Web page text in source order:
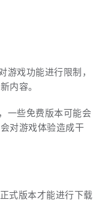
游戏功能进行限制，
内容。
一些免费版本可能会
对游戏体验造成干
式版本才能进行下载